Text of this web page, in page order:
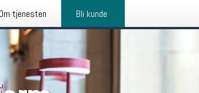
Om tjenesten Bli kunde